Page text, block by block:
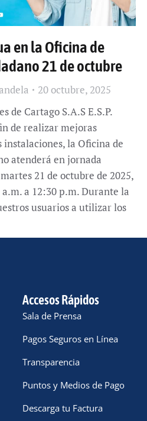
en la Oficina de
21 de octubre
20 octubre, 2025
de Cartago S.A.S E.S.P.
de realizar mejoras
la Oficina de
atenderá en jornada
21 de octubre de 2025,
a 12:30 p.m. Durante la
usuarios a utilizar los
Accesos Rápidos
Sala de Prensa
Pagos Seguros en Línea
Transparencia
Puntos y Medios de Pago
Descarga tu Factura